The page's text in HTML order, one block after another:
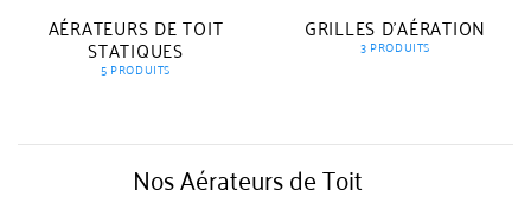
AÉRATEURS DE TOIT
STATIQUES
5 PRODUITS
GRILLES D'AÉRATION
3 PRODUITS
Nos Aérateurs de Toit